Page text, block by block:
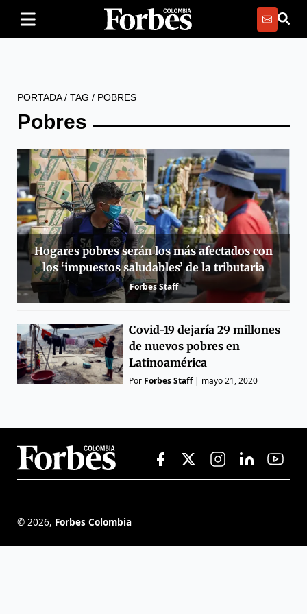
PORTADA/ TAG / POBRES
Pobres
Hogares pobres serán los más afectados con
los ‘impuestos saludables’ de la tributaria
Forbes Staff
Covid-19 dejaría 29 millones
de nuevos pobres en
Latinoamérica
Por Forbes Staff| mayo 21, 2020
© 2026, Forbes Colombia